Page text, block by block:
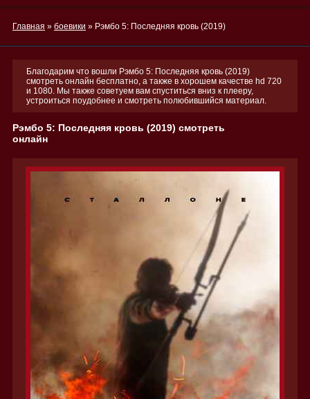
Главная » боевики » Рэмбо 5: Последняя кровь (2019)
Благодарим что вошли Рэмбо 5: Последняя кровь (2019)
смотреть онлайн бесплатно, а также в хорошем качестве hd 720
и 1080. Мы также советуем вам спуститься вниз к плееру,
устроиться поудобнее и смотреть полюбившийся материал.
Рэмбо 5: Последняя кровь (2019) смотреть
онлайн